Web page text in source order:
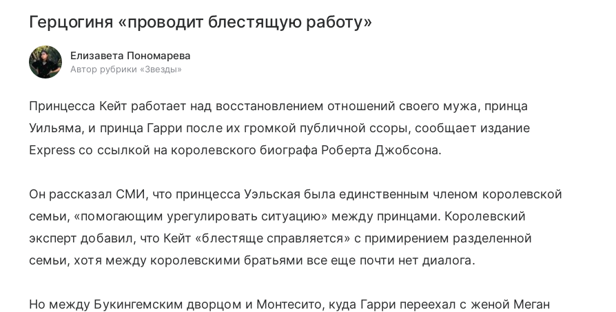
Герцогиня «проводит блестящую работу»
Елизавета Пономарева
Автор рубрики «Звезды»
Принцесса Кейт работает над восстановлением отношений своего мужа, принца
Уильяма, и принца Гарри после их громкой публичной ссоры, сообщает издание
Express со ссылкой на королевского биографа Роберта Джобсона.
Он рассказал СМИ, что принцесса Уэльская была единственным членом королевской
семьи, «помогающим урегулировать ситуацию» между принцами. Королевский
эксперт добавил, что Кейт «блестяще справляется» с примирением разделенной
семьи, хотя между королевскими братьями все еще почти нет диалога.
Но между Букингемским дворцом и Монтесито, куда Гарри переехал с женой Меган